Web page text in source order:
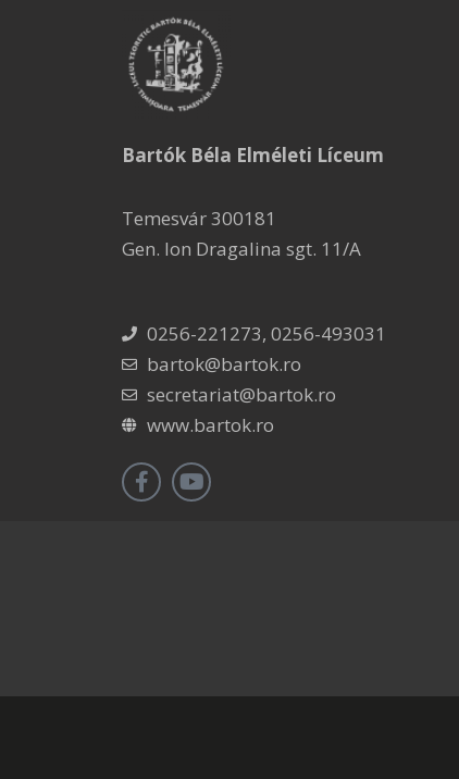
Bartók Béla Elméleti Líceum
Temesvár 300181
Gen. Ion Dragalina sgt. 11/A
0256-221273, 0256-493031
bartok@bartok.ro
secretariat@bartok.ro
www.bartok.ro